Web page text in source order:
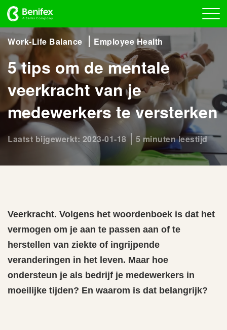
Work-Life Balance Employee Health
5 tips om de mentale
veerkracht van je
medewerkers te versterken
Laatst bijgewerkt: 2023-01-18 5 minuten leestijd
Veerkracht. Volgens het woordenboek is dat het
vermogen om je aan te passen aan of te
herstellen van ziekte of ingrijpende
veranderingen in het leven. Maar hoe
ondersteun je als bedrijf je medewerkers in
moeilijke tijden? En waarom is dat belangrijk?